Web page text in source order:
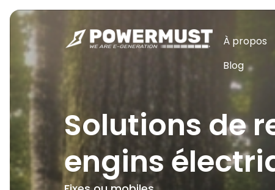
À propos
Blog
Solutions de
engins